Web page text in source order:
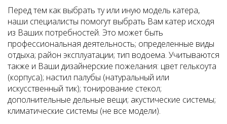
Перед тем как выбрать ту или иную модель катера,
наши специалисты помогут выбрать Вам катер исходя
из Ваших потребностей. Это может быть
профессиональная деятельность; определенные виды
отдыха; район эксплуатации; тип водоема. Учитываются
также и Ваши дизайнерские пожелания: цвет гелькоута
(корпуса); настил палубы (натуральный или
искусственный тик); тонирование стекол;
дополнительные дельные вещи; акустические системы;
климатические системы (не все модели).